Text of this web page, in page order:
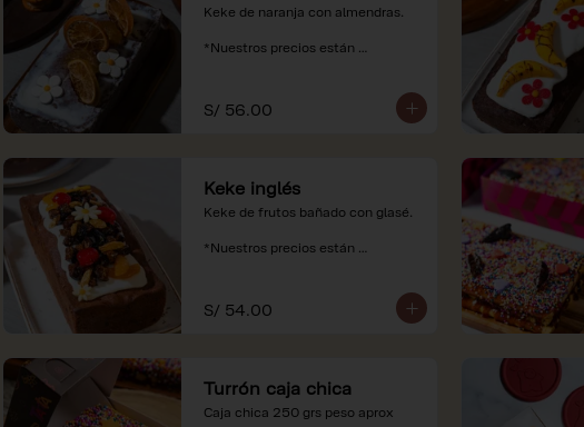
Keke de naranja con almendras.
*Nuestros precios están
S/ 56.00
Keke inglés
Keke de frutos bañado con glasé.
*Nuestros precios están
S/ 54.00
Turrón caja chica
Caja chica 250 grs peso aprox